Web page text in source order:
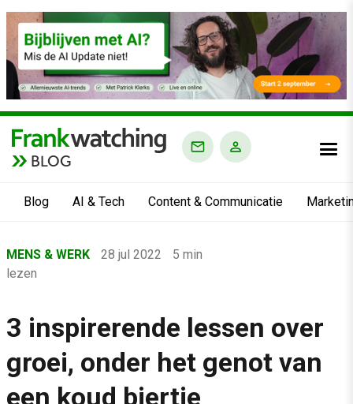
BLOG
Blog AI & Tech Content & Communicatie
›
Mens & Werk
›
3 inspirerende lessen over groei, onder het genot van een
MENS & WERK 28 jul 2022
5 min
lezen
3 inspirerende lessen over
groei, onder het genot van
een koud biertje